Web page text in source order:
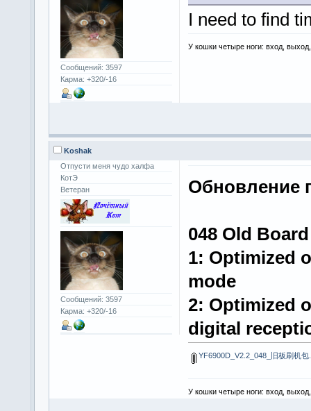
Сообщений: 3597
Карма: +320/-16
I need to find
У кошки четыре ноги: вход,
Koshak
Отпусти меня чудо халфа
КотЭ
Ветеран
Сообщений: 3597
Карма: +320/-16
Обновление
048 Old
1: Optimized
mode
2: Optimized
digital
YF6900D_V2.2_048_旧板刷机包
У кошки четыре ноги: вход,